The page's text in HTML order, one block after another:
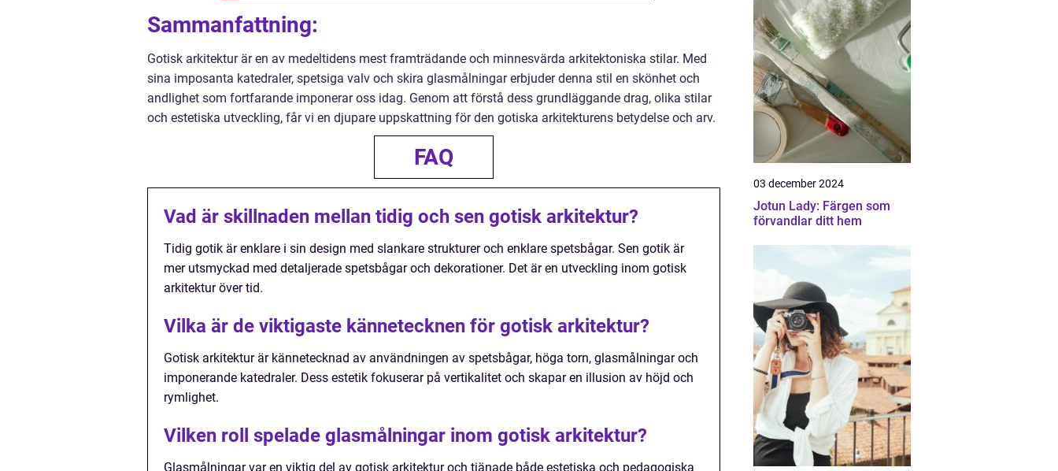
Sammanfattning:
Gotisk arkitektur är en av medeltidens mest framträdande och minnesvärda arkitektoniska stilar. Med
sina imposanta katedraler, spetsiga valv och skira glasmålningar erbjuder denna stil en skönhet och
andlighet som fortfarande imponerar oss idag. Genom att förstå dess grundläggande drag, olika stilar
och estetiska utveckling, får vi en djupare uppskattning för den gotiska arkitekturens betydelse och arv.
FAQ
Vad är skillnaden mellan tidig och sen gotisk arkitektur?
Tidig gotik är enklare i sin design med slankare strukturer och enklare spetsbågar. Sen gotik är
mer utsmyckad med detaljerade spetsbågar och dekorationer. Det är en utveckling inom gotisk
arkitektur över tid.
Vilka är de viktigaste kännetecknen för gotisk arkitektur?
Gotisk arkitektur är kännetecknad av användningen av spetsbågar, höga torn, glasmålningar och
imponerande katedraler. Dess estetik fokuserar på vertikalitet och skapar en illusion av höjd och
rymlighet.
Vilken roll spelade glasmålningar inom gotisk arkitektur?
Glasmålningar var en viktig del av gotisk arkitektur och tjänade både estetiska och pedagogiska
03 december 2024
Jotun Lady: Färgen som
förvandlar ditt hem